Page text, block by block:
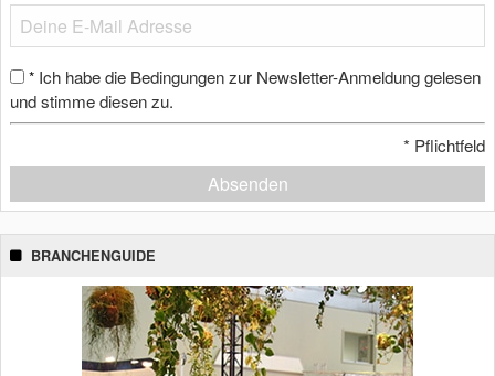
* Ich habe die Bedingungen zur Newsletter-Anmeldung gelesen
und stimme diesen zu.
* Pflichtfeld
Absenden
BRANCHENGUIDE